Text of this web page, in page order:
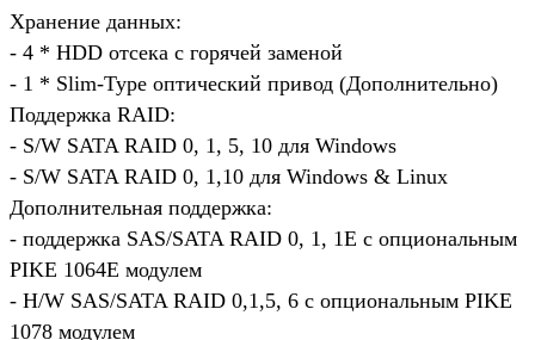
Хранение данных:
- 4 * HDD отсека с горячей заменой
- 1 * Slim-Type оптический привод (Дополнительно)
Поддержка RAID:
- S/W SATA RAID 0, 1, 5, 10 для Windows
- S/W SATA RAID 0, 1,10 для Windows & Linux
Дополнительная поддержка:
- поддержка SAS/SATA RAID 0, 1, 1E с опциональным
PIKE 1064E модулем
- H/W SAS/SATA RAID 0,1,5, 6 с опциональным PIKE
1078 модулем